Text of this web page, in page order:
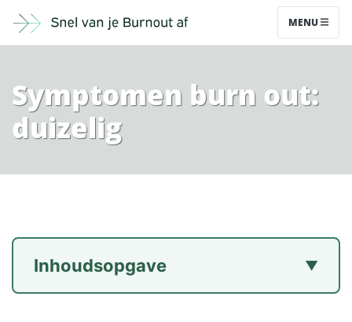
MENU
Symptomen burn out:
duizelig
Inhoudsopgave